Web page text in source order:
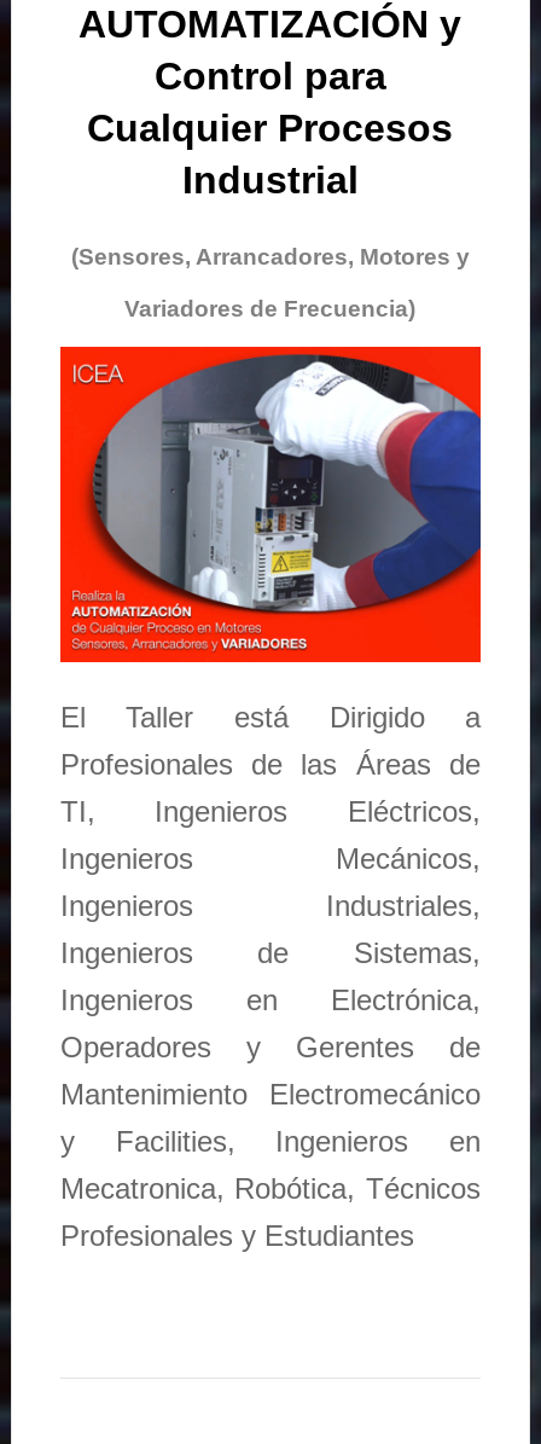
AUTOMATIZACIÓN y
Control para
Cualquier Procesos
Industrial
(Sensores, Arrancadores, Motores y
Variadores de Frecuencia)
El Taller está Dirigido a
Profesionales de las Áreas de
TI, Ingenieros Eléctricos,
Ingenieros Mecánicos,
Ingenieros Industriales,
Ingenieros de Sistemas,
Ingenieros en Electrónica,
Operadores y Gerentes de
Mantenimiento Electromecánico
y Facilities, Ingenieros en
Mecatronica, Robótica, Técnicos
Profesionales y Estudiantes